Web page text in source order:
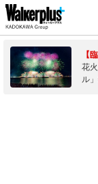
【
花
ル